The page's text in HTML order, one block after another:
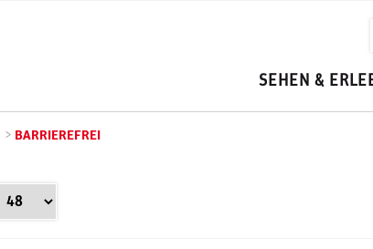
SEHEN &
> BARRIEREFREI